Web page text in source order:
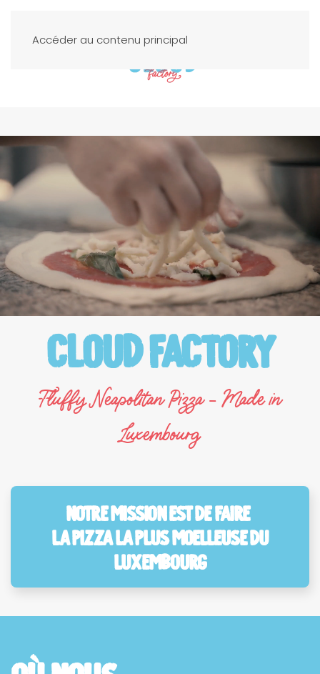
Accéder au contenu principal
Cloud Factory
Fluffy Neapolitan Pizza - Made in
Luxembourg
Notre mission est de faire
la pizza la plus moelleuse du
Luxembourg